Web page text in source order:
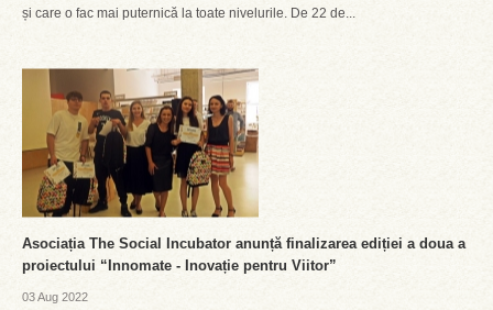
și care o fac mai puternică la toate nivelurile. De 22 de...
Asociația The Social Incubator anunță finalizarea ediției a doua a
proiectului “Innomate - Inovație pentru Viitor”
03 Aug 2022